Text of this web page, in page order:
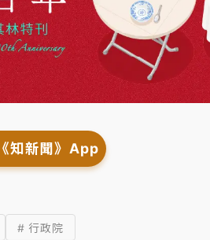
知新聞》App
# 行政院